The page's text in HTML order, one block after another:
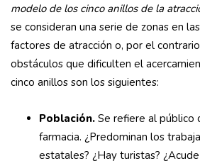
modelo de los cinco anillos de la
se consideran una serie de zonas en
factores de atracción o, por el
obstáculos que dificulten el
cinco anillos son los siguientes:
Población. Se refiere al público
farmacia. ¿Predominan los
estatales? ¿Hay turistas?